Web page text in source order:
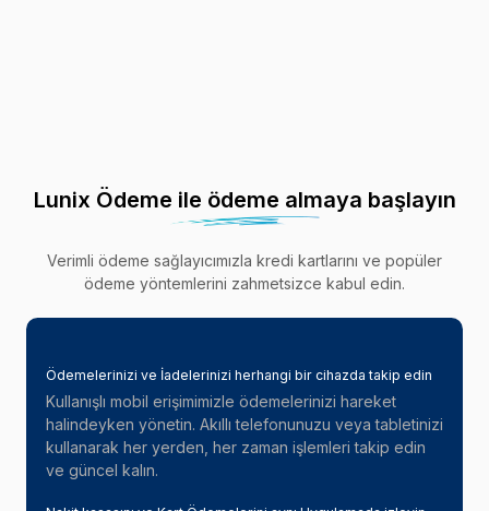
Lunix Ödeme ile ödeme almaya başlayın
Verimli ödeme sağlayıcımızla kredi kartlarını ve popüler
ödeme yöntemlerini zahmetsizce kabul edin.
Ödemelerinizi ve İadelerinizi herhangi bir cihazda takip edin
Kullanışlı mobil erişimimizle ödemelerinizi hareket
halindeyken yönetin. Akıllı telefonunuzu veya tabletinizi
kullanarak her yerden, her zaman işlemleri takip edin
ve güncel kalın.